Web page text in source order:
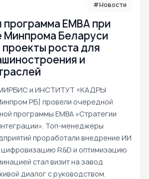
#Новости
программа ЕМВА при
Беларуси
роста для
и
и ИНСТИТУТ «КАДРЫ
РБ) провели очередной
программы EMBA «Стратегии
Топ-менеджеры
проработали внедрение ИИ
цифровизацию R&D и оптимизацию
стал визит на завод
диалог с руководством.